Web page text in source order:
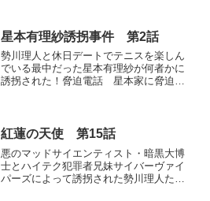
業で裏社会と...
星本有理紗誘拐事件 第2話
勢川理人と休日デートでテニスを楽しん
でいる最中だった星本有理紗が何者かに
誘拐された！脅迫電話 星本家に脅迫電
通報を容認。「警察に...
紅蓮の天使 第15話
悪のマッドサイエンティスト・暗黒大博
士とハイテク犯罪者兄妹サイバーヴァイ
パーズによって誘拐された勢川理人たち